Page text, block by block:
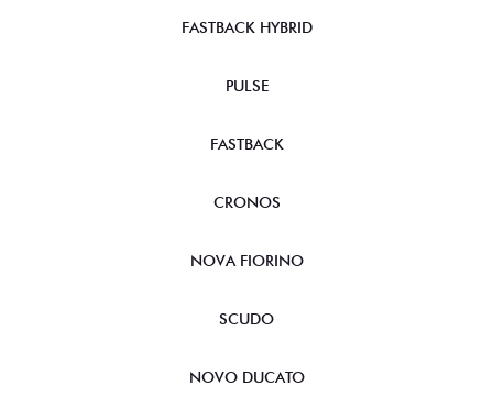
FASTBACK HYBRID
PULSE
FASTBACK
CRONOS
NOVA FIORINO
SCUDO
NOVO DUCATO